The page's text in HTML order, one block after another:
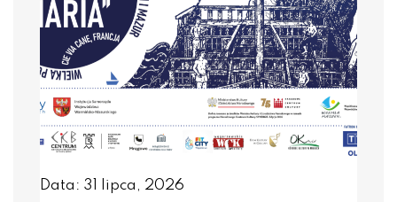
Data: 31 lipca, 2026